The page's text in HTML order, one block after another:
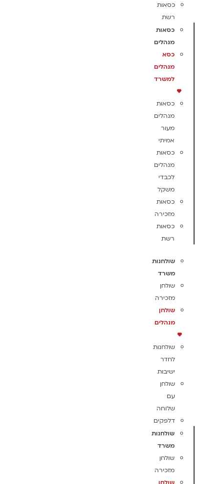
כסאות
רשת
כסאות
מנהלים
כסא
מנהלים
למשרד
כסאות
מנהלים
מעור
אמיתי
כסאות
מנהלים
לכבדי
משקל
כסאות
מזכירה
כסאות
רשת
שולחנות
משרד
שולחן
מזכירה
שולחן
מנהלים
שולחנות
לחדר
ישיבות
שולחן
עם
שלוחה
דלפקים
שולחנות
משרד
שולחן
מזכירה